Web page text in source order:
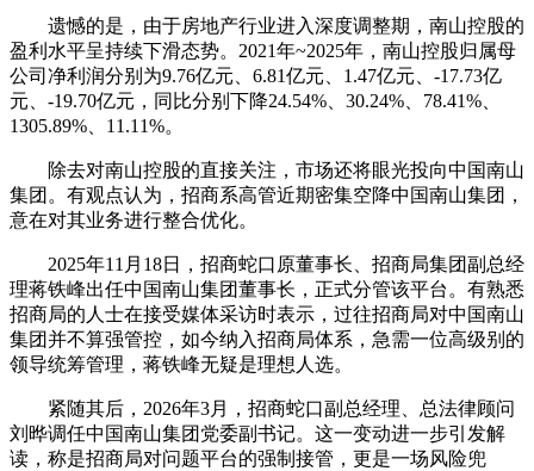
遗憾的是，由于房地产行业进入深度调整期，南山控股的
盈利水平呈持续下滑态势。2021年~2025年，南山控股归属母
公司净利润分别为9.76亿元、6.81亿元、1.47亿元、-17.73亿
元、-19.70亿元，同比分别下降24.54%、30.24%、78.41%、
1305.89%、11.11%。
除去对南山控股的直接关注，市场还将眼光投向中国南山
集团。有观点认为，招商系高管近期密集空降中国南山集团，
意在对其业务进行整合优化。
2025年11月18日，招商蛇口原董事长、招商局集团副总经
理蒋铁峰出任中国南山集团董事长，正式分管该平台。有熟悉
招商局的人士在接受媒体采访时表示，过往招商局对中国南山
集团并不算强管控，如今纳入招商局体系，急需一位高级别的
领导统筹管理，蒋铁峰无疑是理想人选。
紧随其后，2026年3月，招商蛇口副总经理、总法律顾问
刘晔调任中国南山集团党委副书记。这一变动进一步引发解
读，称是招商局对问题平台的强制接管，更是一场风险兜